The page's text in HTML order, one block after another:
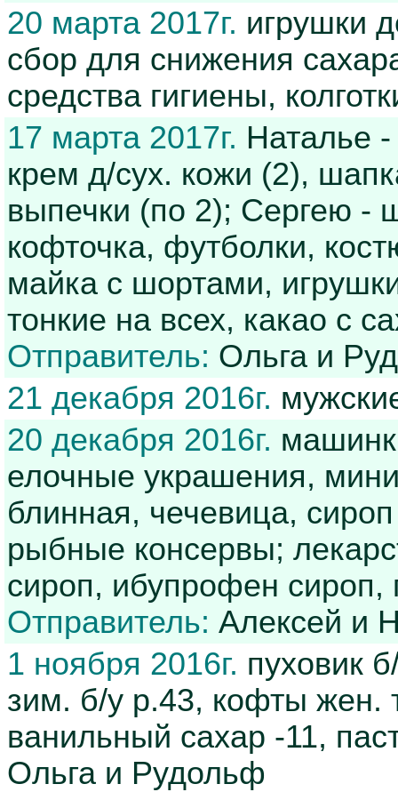
20 марта 2017г. игрушки
сбор для снижения
средства гигиены,
17 марта 2017г. Наталье
крем д/сух. кожи (2),
выпечки (по 2); Сергею -
кофточка, футболки,
майка с шортами,
тонкие на всех, какао с
Отправитель: Ольга и
21 декабря 2016г.
20 декабря 2016г.
елочные украшения,
блинная, чечевица,
рыбные консервы;
сироп, ибупрофен сироп,
Отправитель: Алексей и
1 ноября 2016г. пуховик
зим. б/у р.43, кофты жен.
ванильный сахар -11,
Ольга и Рудольф